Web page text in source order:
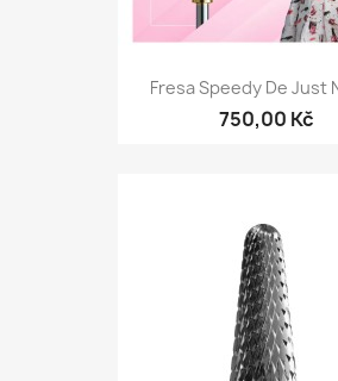
Fresa Speedy De Just
750,00 Kč